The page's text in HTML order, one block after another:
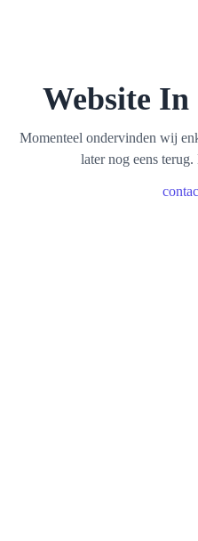
Website
Momenteel ondervinden wij
later nog eens